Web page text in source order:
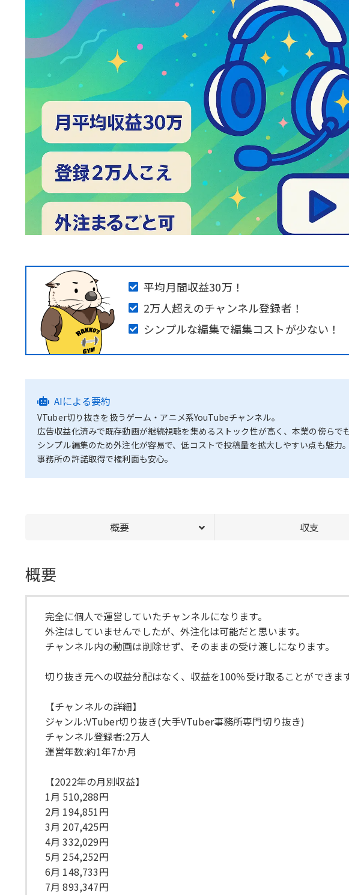
平均月間収益30万！
2万人超えのチャンネル登録者！
シンプルな編集で編集コストが少ない！
AIによる要約
VTuber切り抜きを扱うゲーム・アニメ系YouTubeチャンネル。
広告収益化済みで既存動画が継続視聴を集めるストック性が高く、本業の傍らで
シンプル編集のため外注化が容易で、低コストで投稿量を拡大しやすい点も魅力。
事務所の許諾取得で権利面も安心。
概要 収支
概要
完全に個人で運営していたチャンネルになります。
外注はしていませんでしたが、外注化は可能だと思います。
チャンネル内の動画は削除せず、そのままの受け渡しになります。
切り抜き元への収益分配はなく、収益を100％受け取ることができ
【チャンネルの詳細】
ジャンル:VTuber切り抜き(大手VTuber事務所専門切り抜き)
チャンネル登録者:2万人
運営年数:約1年7か月
【2022年の月別収益】
1月 510,288円
2月 194,851円
3月 207,425円
4月 332,029円
5月 254,252円
6月 148,733円
7月 893,347円